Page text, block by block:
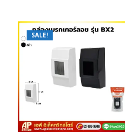
4,000.00฿.2,000.00฿.
SALE!